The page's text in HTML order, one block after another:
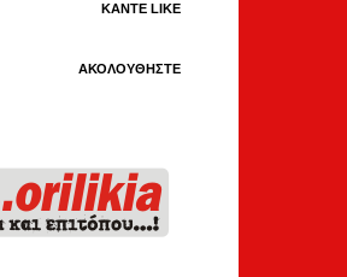
ΚΆΝΤΕ LIKE
ΑΚΟΛΟΥΘΉΣΤΕ